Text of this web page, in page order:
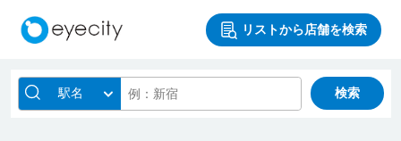
リストから店舗を検索
駅名 検索